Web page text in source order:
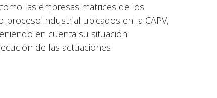
las empresas matrices de los
industrial ubicados en la CAPV,
en cuenta su situación
de las actuaciones